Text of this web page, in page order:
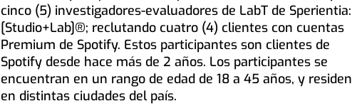
cinco (5) investigadores-evaluadores de LabT de Sperientia:
[Studio+Lab]®; reclutando cuatro (4) clientes con cuentas
Premium de Spotify. Estos participantes son clientes de
Spotify desde hace más de 2 años. Los participantes se
encuentran en un rango de edad de 18 a 45 años, y residen
en distintas ciudades del país.